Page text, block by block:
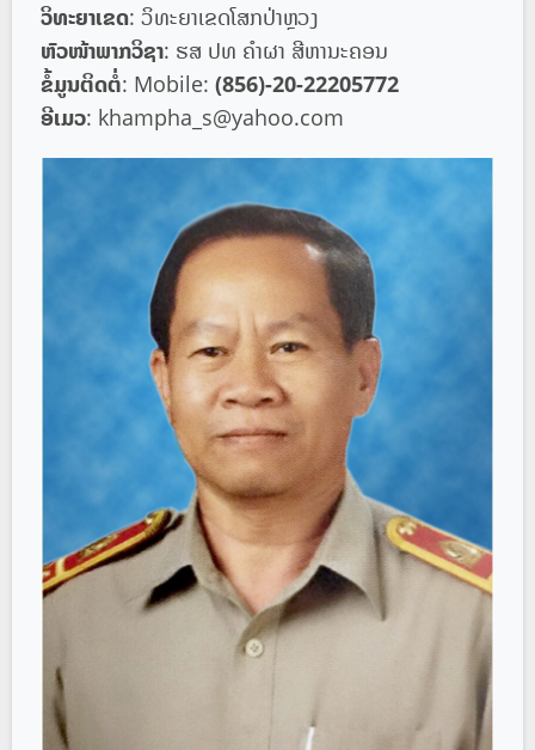
ວິທະຍາເຂດ: ວິທະຍາເຂດໂສກປ່າຫຼວງ
ຫົວໜ້າພາກວິຊາ: ຮສ ປທ ຄຳຜາ ສີຫານະຄອນ
ຂໍ້ມູນຕິດຕໍ່: Mobile: (856)-20-22205772
ອີເມວ: khampha_s@yahoo.com